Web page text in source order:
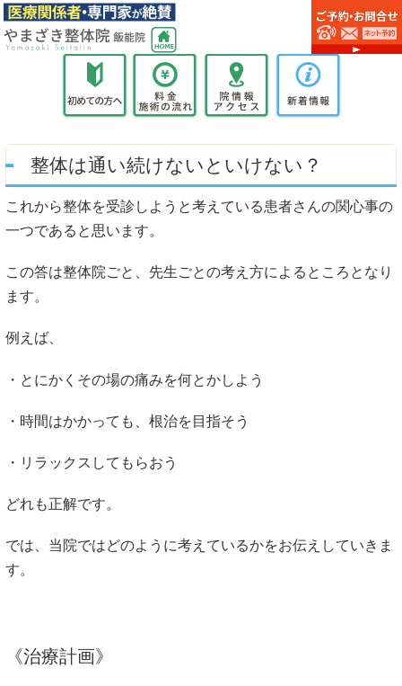
整体は通い続けないといけない？
これから整体を受診しようと考えている患者さんの関心事の
一つであると思います。
この答は整体院ごと、先生ごとの考え方によるところとなり
ます。
例えば、
・とにかくその場の痛みを何とかしよう
・時間はかかっても、根治を目指そう
・リラックスしてもらおう
どれも正解です。
では、当院ではどのように考えているかをお伝えしていきま
す。
《治療計画》